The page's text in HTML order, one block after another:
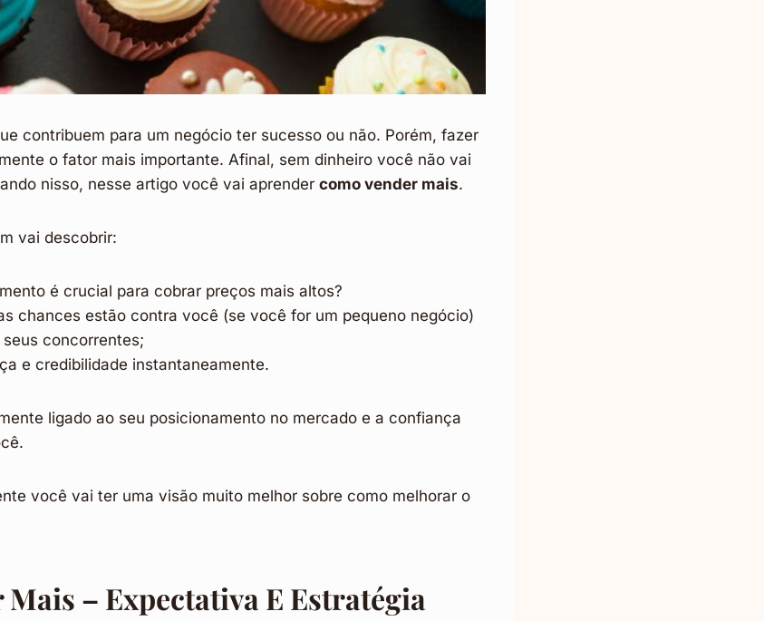
contribuem para um negócio ter sucesso ou não. Porém, fazer
o fator mais importante. Afinal, sem dinheiro você não vai
nisso, nesse artigo você vai aprender como vender mais.
vai descobrir:
é crucial para cobrar preços mais altos?
chances estão contra você (se você for um pequeno negócio)
concorrentes;
e credibilidade instantaneamente.
ligado ao seu posicionamento no mercado e a confiança
você vai ter uma visão muito melhor sobre como melhorar o
Mais – Expectativa E Estratégia